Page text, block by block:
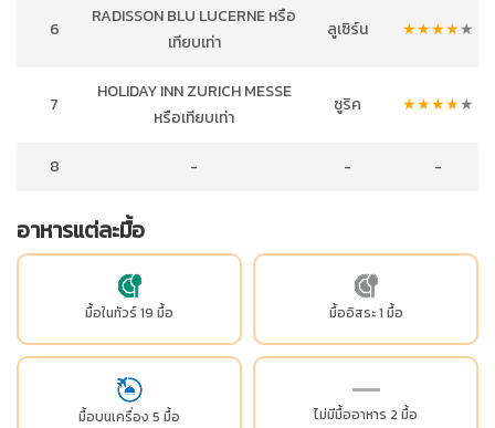
6
RADISSON BLU LUCERNE หรือ
เทียบเท่า
ลูเซิร์น ★★★★★
7
HOLIDAY INN ZURICH MESSE
หรือเทียบเท่า
ซูริค ★★★★★
8 - - -
อาหารแต่ละมื้อ
มื้อในทัวร์ 19 มื้อ มื้ออิสระ 1 มื้อ
มื้อบนเครื่อง 5 มื้อ ไม่มีมื้ออาหาร 2 มื้อ